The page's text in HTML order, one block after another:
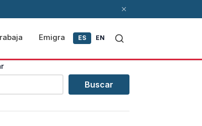
Emigra ES EN
Buscar